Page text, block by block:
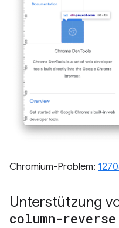
Chromium-Problem:
Unterstützung
column-reverse